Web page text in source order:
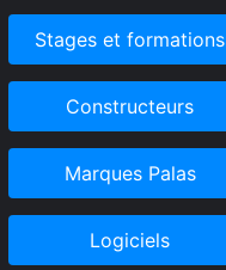
Stages et formations
Constructeurs
Marques Palas
Logiciels